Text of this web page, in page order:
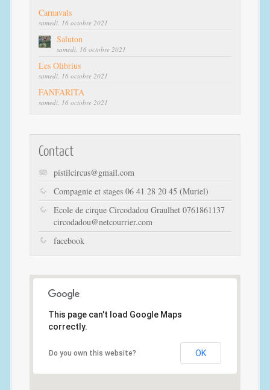
Carnavals
samedi, 16 octobre 2021
Saluton
samedi, 16 octobre 2021
Les Olibrius
samedi, 16 octobre 2021
FANFARITA
samedi, 16 octobre 2021
Contact
pistilcircus@gmail.com
Compagnie et stages 06 41 28 20 45 (Muriel)
Ecole de cirque Circodadou Graulhet 0761861137
circodadou@netcourrier.com
facebook
This page can't load Google Maps
correctly.
Do you own this website? OK